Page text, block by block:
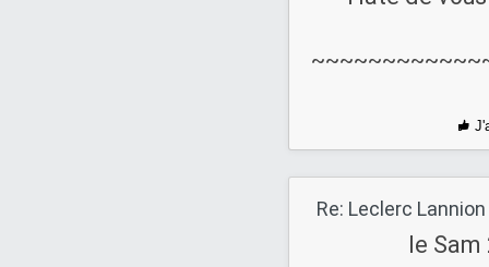
Re: Leclerc Lannion
le Sam